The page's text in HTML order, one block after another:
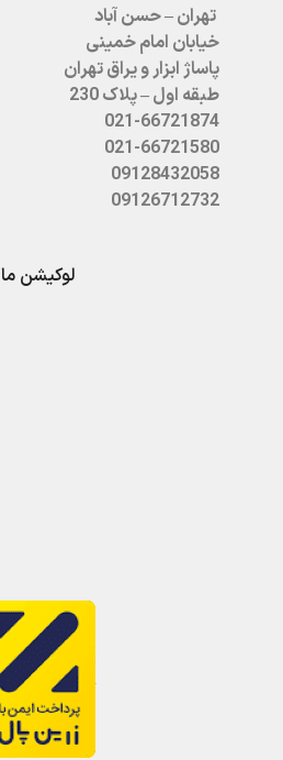
تهران – حسن آباد
خیابان امام خمینی
پاساژ ابزار و یراق تهران
طبقه اول – پلاک 230
021-66721874
021-66721580
09128432058
09126712732
لوکیشن ما